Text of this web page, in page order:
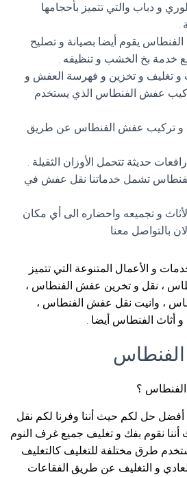
و دباب والتي تتميز بأحجامها
.
يقوم أيضا بصيانة و تصليح
مع خدمة بخ الخشب و تنظيفه .
تغليف و تخزين و فهرسة العفش و
عفش الفنطاس الذي يستخدم
و تركيب عفش الفنطاس عن طريق
حديثة تتحمل الأوزان الثقيلة .
تشمل خدماتنا نقل عفش في
و تجميعه واحضاره الى أي مكان
بالتواصل معنا
و الأعمال المتنوعة التي تتميز
، نقل و تخرين عفش الفنطاس ،
، وانيت نقل عفش الفنطاس ،
أثاث الفنطاس أيضا .
الفنطاس
الفنطاس ؟
حل لكم حيث أننا وفرنا لكم نقل
أننا نقوم بفك و تغليف جميع غرف النوم
طرق مختلفة للتغليف كالتغليف
العادي و التغليف عن طريق الفقاعات